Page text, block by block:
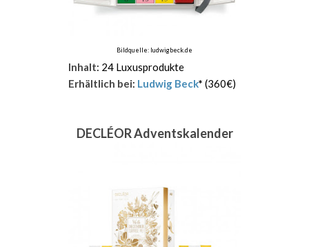
Bildquelle: ludwigbeck.de
Inhalt: 24 Luxusprodukte
Erhältlich bei: Ludwig Beck* (360€)
DECLÉOR Adventskalender